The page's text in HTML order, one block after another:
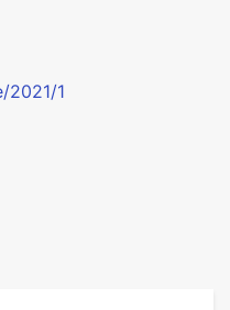
2021/1